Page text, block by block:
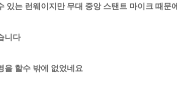
있는 런웨이지만 무대 중앙 스탠트 마이크 때문에
니다
을 할수 밖에 없었네요